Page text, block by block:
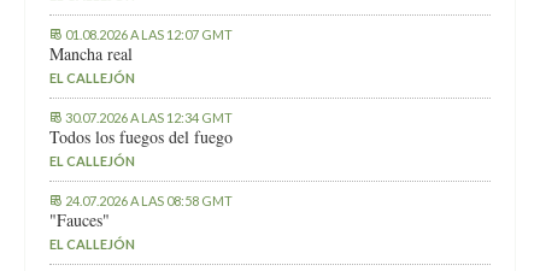
01.08.2026 A LAS 12:07 GMT
Mancha real
EL CALLEJÓN
30.07.2026 A LAS 12:34 GMT
Todos los fuegos del fuego
EL CALLEJÓN
24.07.2026 A LAS 08:58 GMT
"Fauces"
EL CALLEJÓN